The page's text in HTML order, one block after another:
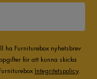
Furniturebox nyhetsbrev
för att kunna skicka
Integritetspolicy.